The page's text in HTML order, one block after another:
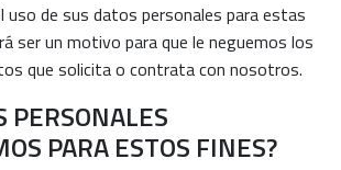
uso de sus datos personales para estas
ser un motivo para que le neguemos los
que solicita o contrata con nosotros.
PERSONALES
PARA ESTOS FINES?